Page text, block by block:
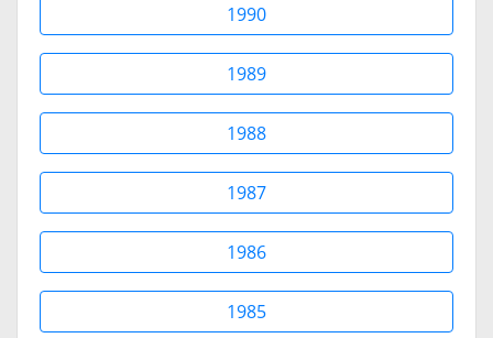
1990
1989
1988
1987
1986
1985